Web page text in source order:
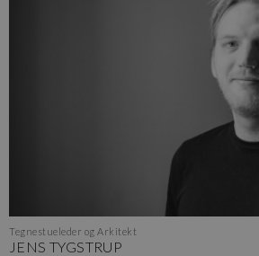
Tegnestueleder og Arkitekt
JENS TYGSTRUP